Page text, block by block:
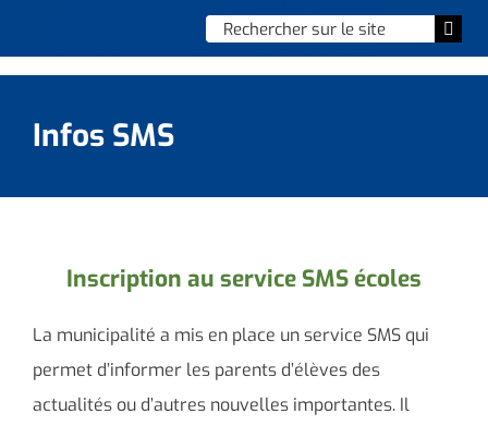
Chercher
:
Vie municipale
Enfance, jeunesse & sports
Culture et loisirs
Social & solidarité
Infos SMS
Inscription au service SMS écoles
La municipalité a mis en place un service SMS qui
permet d’informer les parents d’élèves des
actualités ou d’autres nouvelles importantes. Il